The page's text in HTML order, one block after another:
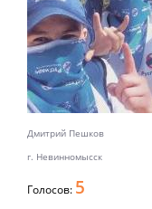
Дмитрий Пешков
г. Невинномысск
Голосов: 5